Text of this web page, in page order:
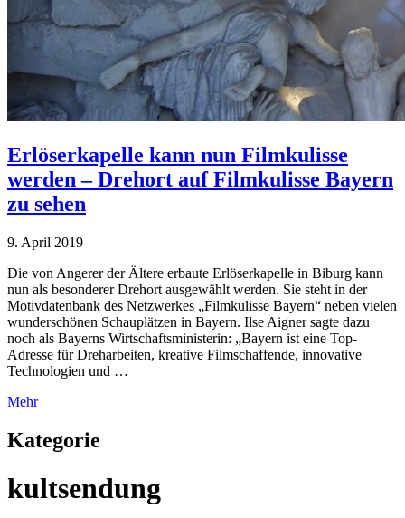
Erlöserkapelle kann nun Filmkulisse
werden – Drehort auf Filmkulisse Bayern
zu sehen
9. April 2019
Die von Angerer der Ältere erbaute Erlöserkapelle in Biburg kann
nun als besonderer Drehort ausgewählt werden. Sie steht in der
Motivdatenbank des Netzwerkes „Filmkulisse Bayern“ neben vielen
wunderschönen Schauplätzen in Bayern. Ilse Aigner sagte dazu
noch als Bayerns Wirtschaftsministerin: „Bayern ist eine Top-
Adresse für Dreharbeiten, kreative Filmschaffende, innovative
Technologien und …
Mehr
Kategorie
kultsendung